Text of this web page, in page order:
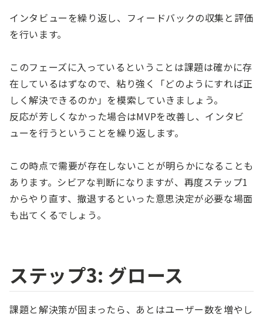
インタビューを繰り返し、フィードバックの収集と評価
を行います。
このフェーズに入っているということは課題は確かに存
在しているはずなので、粘り強く「どのようにすれば正
しく解決できるのか」を模索していきましょう。
反応が芳しくなかった場合はMVPを改善し、インタビ
ューを行うということを繰り返します。
この時点で需要が存在しないことが明らかになることも
あります。シビアな判断になりますが、再度ステップ1
からやり直す、撤退するといった意思決定が必要な場面
も出てくるでしょう。
ステップ3: グロース
課題と解決策が固まったら、あとはユーザー数を増やし